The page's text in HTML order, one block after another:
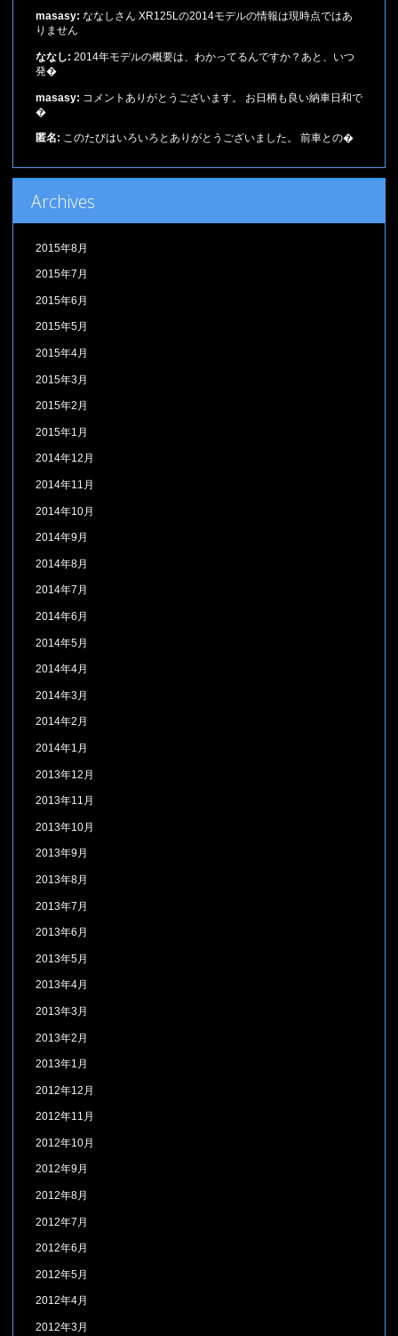
masasy: ななしさん XR125Lの2014モデルの情報は現時点ではあ
りません
ななし: 2014年モデルの概要は、わかってるんですか？あと、いつ
発�
masasy: コメントありがとうございます。 お日柄も良い納車日和で
�
匿名: このたびはいろいろとありがとうございました。 前車との�
Archives
2015年8月
2015年7月
2015年6月
2015年5月
2015年4月
2015年3月
2015年2月
2015年1月
2014年12月
2014年11月
2014年10月
2014年9月
2014年8月
2014年7月
2014年6月
2014年5月
2014年4月
2014年3月
2014年2月
2014年1月
2013年12月
2013年11月
2013年10月
2013年9月
2013年8月
2013年7月
2013年6月
2013年5月
2013年4月
2013年3月
2013年2月
2013年1月
2012年12月
2012年11月
2012年10月
2012年9月
2012年8月
2012年7月
2012年6月
2012年5月
2012年4月
2012年3月